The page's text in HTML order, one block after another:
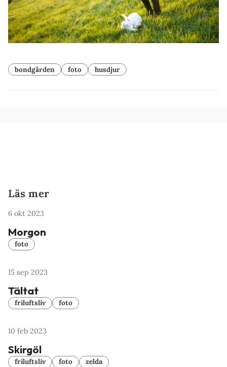
bondgården foto husdjur
Läs mer
6 okt 2023
Morgon
foto
15 sep 2023
Tältat
friluftsliv foto
10 feb 2023
Skirgöl
friluftsliv foto zelda